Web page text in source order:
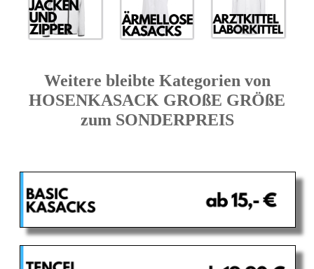
Weitere bleibte Kategorien von
HOSENKASACK GROßE GRÖßE
zum SONDERPREIS